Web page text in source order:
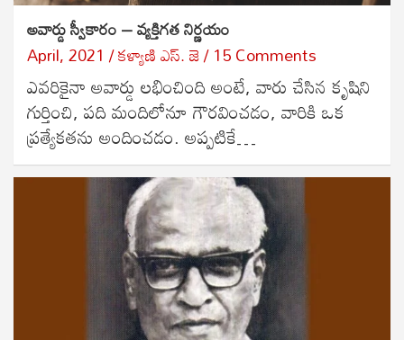
అవార్డు స్వీకారం – వ్యక్తిగత నిర్ణయం
April, 2021 కళ్యాణి ఎస్. జె 15 Comments
ఎవరికైనా అవార్డు లభించింది అంటే, వారు చేసిన కృషిని
గుర్తించి, పది మందిలోనూ గౌరవించడం, వారికి ఒక
ప్రత్యేకతను అందించడం. అప్పటికే…